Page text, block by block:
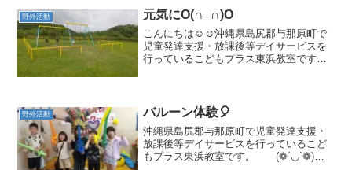
野外活動 元気にO(∩_∩)O
こんにちは☺️☺️沖縄県島尻郡与那原町で
児童発達支援・放課後等デイサービスを
行っているこどもプラス東浜教室です。
なくてもご利用いた...
野外活動 バルーン体験🎈
沖縄県島尻郡与那原町で児童発達支援・
放課後等デイサービスを行っているこど
もプラス東浜教室です。 (❁´◡`❁)療